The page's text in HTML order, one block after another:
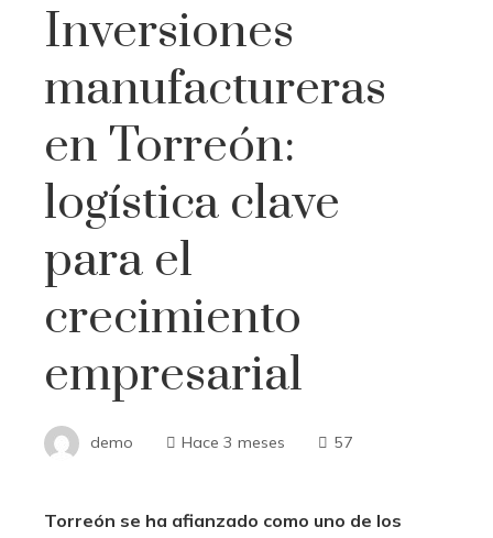
Inversiones
manufactureras
en Torreón:
logística clave
para el
crecimiento
empresarial
demo Hace 3 meses 57
Torreón se ha afianzado como uno de los